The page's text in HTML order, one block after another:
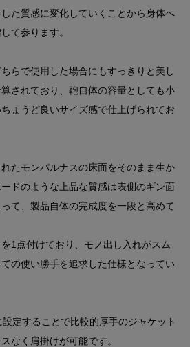
た質感に変化していくことから身体へ
て参ります。
らで使用した場合にもすっきりと美し
されており、鞄自体の容量としても小
ょうど良いサイズ感で仕上げられてお
たモンパルナスの床面をそのまま生か
ドのような上品な質感は表側のギン面
て、製品自体の完成度を一段と高めて
1点付けており、モノ出し入れがスム
の使い勝手を追求した仕様となってい
定することで比較的厚手のジャケット
なく肩掛けが可能です。